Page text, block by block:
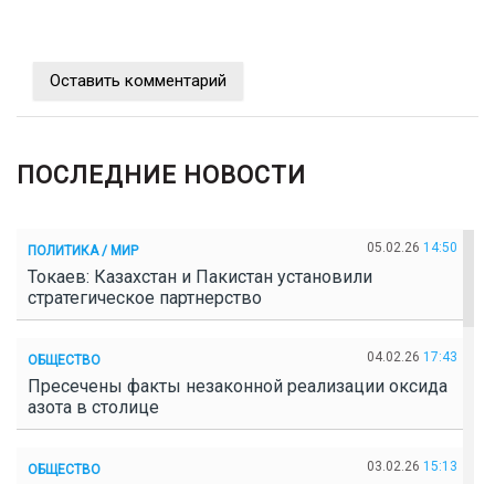
Оставить комментарий
ПОСЛЕДНИЕ НОВОСТИ
ПОЛИТИКА / МИР 05.02.26 14:50
Токаев: Казахстан и Пакистан установили
стратегическое партнерство
ОБЩЕСТВО 04.02.26 17:43
Пресечены факты незаконной реализации оксида
азота в столице
ОБЩЕСТВО 03.02.26 15:13